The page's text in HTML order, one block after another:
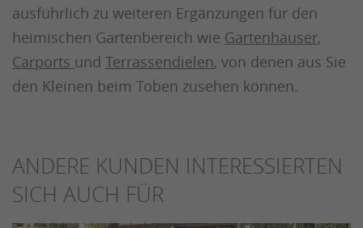
ausführlich zu weiteren Ergänzungen für den
heimischen Gartenbereich wie Gartenhäuser,
Carports und Terrassendielen, von denen aus Sie
den Kleinen beim Toben zusehen können.
ANDERE KUNDEN INTERESSIERTEN
SICH AUCH FÜR